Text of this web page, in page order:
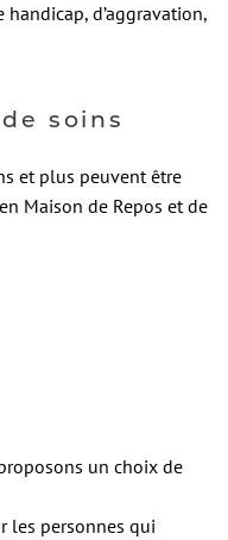
d’aggravation,
soins
et plus peuvent être
Maison de Repos et de
un choix de
les personnes qui